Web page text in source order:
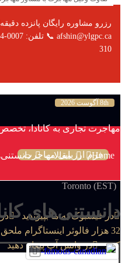
رزرو مشاوره رایگان پانزده
310
8th آگوست 2026
مهاجرت تجاری به کانادا،
فرم ارزیابی مهاجرت
Toronto (EST)
در فیسبوک به ما بپیوندید
32 هزار فالوئر اینستاگرام ملحق شوید
کنید
در واتس آپ پیغام دهید
Home مقالات
دانستنی‌های